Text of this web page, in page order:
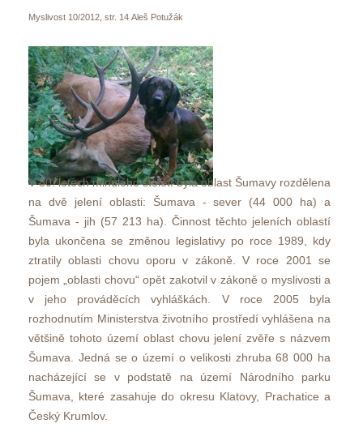
Myslivost 10/2012, str. 14 Aleš Potužák
V 80. letech minulého století byla oblast Šumavy rozdělena
na dvě jelení oblasti: Šumava - sever (44 000 ha) a
Šumava - jih (57 213 ha). Činnost těchto jeleních oblastí
byla ukončena se změnou legislativy po roce 1989, kdy
ztratily oblasti chovu oporu v zákoně. V roce 2001 se
pojem „oblasti chovu“ opět zakotvil v zákoně o myslivosti a
v jeho prováděcích vyhláškách. V roce 2005 byla
rozhodnutím Ministerstva životního prostředí vyhlášena na
většině tohoto území oblast chovu jelení zvěře s názvem
Šumava. Jedná se o území o velikosti zhruba 68 000 ha
nacházející se v podstatě na území Národního parku
Šumava, které zasahuje do okresu Klatovy, Prachatice a
Český Krumlov.